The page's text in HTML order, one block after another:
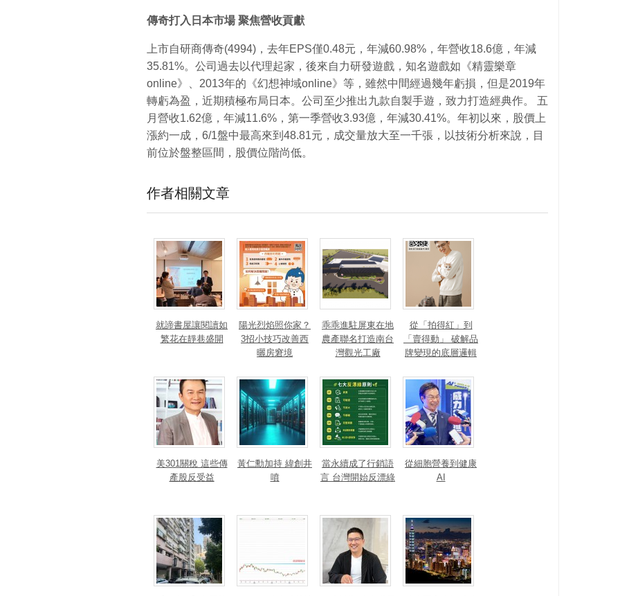
傳奇打入日本市場 聚焦營收貢獻
上市自研商傳奇(4994)，去年EPS僅0.48元，年減60.98%，年營收18.6億，年減
35.81%。公司過去以代理起家，後來自力研發遊戲，知名遊戲如《精靈樂章
online》、2013年的《幻想神域online》等，雖然中間經過幾年虧損，但是2019年
轉虧為盈，近期積極布局日本。公司至少推出九款自製手遊，致力打造經典作。 五
月營收1.62億，年減11.6%，第一季營收3.93億，年減30.41%。年初以來，股價上
漲約一成，6/1盤中最高來到48.81元，成交量放大至一千張，以技術分析來說，目
前位於盤整區間，股價位階尚低。
作者相關文章
就諦書屋讓閱讀如
繁花在靜巷盛開
陽光烈焰照你家？
3招小技巧改善西
曬房窘境
乖乖進駐屏東在地
農產聯名打造南台
灣觀光工廠
從「拍得紅」到
「賣得動」 破解品
牌變現的底層邏輯
美301關稅 這些傳
產股反受益
黃仁勳加持 緯創井
噴
當永續成了行銷語
言 台灣開始反漂綠
從細胞營養到健康
AI